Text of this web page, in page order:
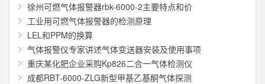
徐州可燃气体报警器rbk-6000-2主要特点和价
工业用可燃气体报警器的检测原理
LEL和PPM的换算
气体报警仪专家讲述气体变送器安装及使用事项
重庆某化肥企业采购Kp826二合一气体检测仪
成都RBT-6000-ZLG新型甲基乙基酮气体探测